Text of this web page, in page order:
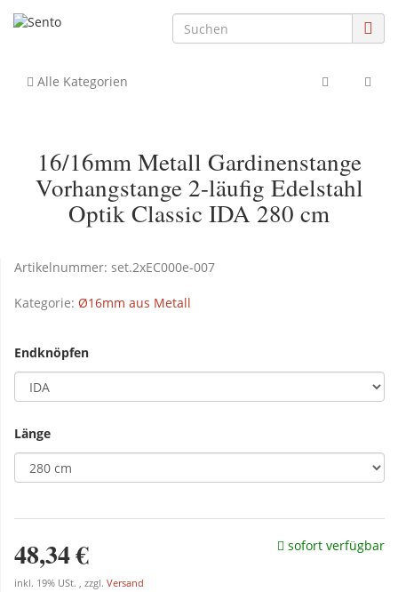
Alle Kategorien
16/16mm Metall Gardinenstange
Vorhangstange 2-läufig Edelstahl
Optik Classic IDA 280 cm
Artikelnummer: set.2xEC000e-007
Kategorie: Ø16mm aus Metall
Endknöpfen
Länge
48,34 €
inkl. 19% USt. , zzgl. Versand
sofort verfügbar